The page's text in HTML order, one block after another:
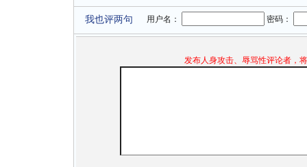
我也评两句 用户名： 密码：
发布人身攻击、辱骂性评论者，